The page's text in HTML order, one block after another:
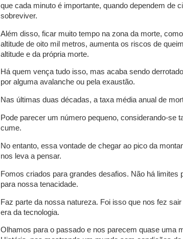
que cada minuto é importante, quando dependem de
sobreviver.
Além disso, ficar muito tempo na zona da morte,
altitude de oito mil metros, aumenta os riscos de
altitude e da própria morte.
Há quem vença tudo isso, mas acaba sendo
por alguma avalanche ou pela exaustão.
Nas últimas duas décadas, a taxa média anual de
Pode parecer um número pequeno, considerando-se
cume.
No entanto, essa vontade de chegar ao pico da
nos leva a pensar.
Fomos criados para grandes desafios. Não há limites
para nossa tenacidade.
Faz parte da nossa natureza. Foi isso que nos fez
era da tecnologia.
Olhamos para o passado e nos parecem quase uma